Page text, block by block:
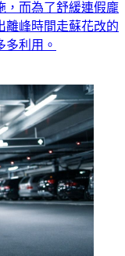
，而為了舒緩連假龐
離峰時間走蘇花改的
利用。